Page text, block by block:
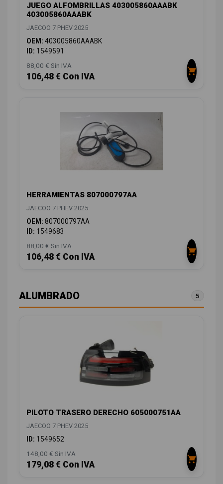
JUEGO ALFOMBRILLAS 403005860AAABK
403005860AAABK
JAECOO 7 PHEV 2025
OEM: 403005860AAABK
ID: 1549591
88,00 € Sin IVA
106,48 € Con IVA
HERRAMIENTAS 807000797AA
JAECOO 7 PHEV 2025
OEM: 807000797AA
ID: 1549683
88,00 € Sin IVA
106,48 € Con IVA
ALUMBRADO 5
PILOTO TRASERO DERECHO 605000751AA
JAECOO 7 PHEV 2025
ID: 1549652
148,00 € Sin IVA
179,08 € Con IVA